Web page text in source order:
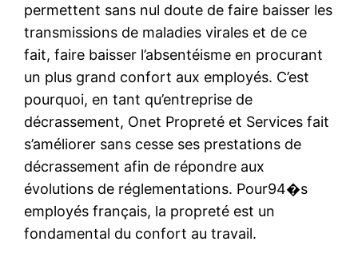
permettent sans nul doute de faire baisser les
transmissions de maladies virales et de ce
fait, faire baisser l’absentéisme en procurant
un plus grand confort aux employés. C’est
pourquoi, en tant qu’entreprise de
décrassement, Onet Propreté et Services fait
s’améliorer sans cesse ses prestations de
décrassement afin de répondre aux
évolutions de réglementations. Pour94�s
employés français, la propreté est un
fondamental du confort au travail.